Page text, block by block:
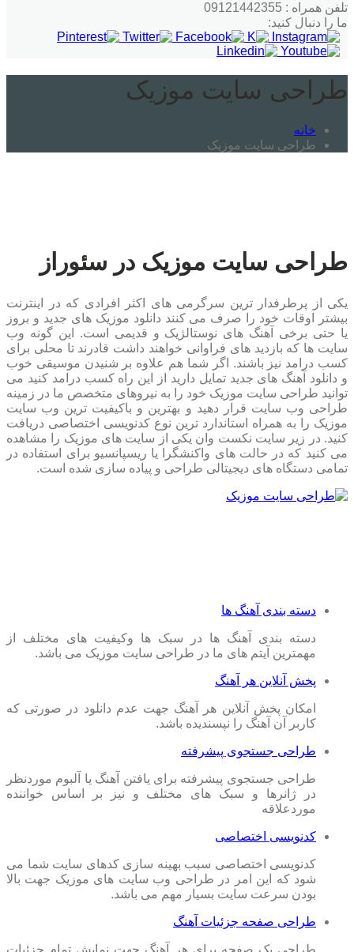
تلفن همراه : 09121442355
ما را دنبال کنید:
طراحی سایت موزیک
خانه
طراحی سایت موزیک
طراحی سایت موزیک در سئوراز
یکی از پرطرفدار ترین سرگرمی های اکثر افرادی که در اینترنت
بیشتر اوقات خود را صرف می کنند دانلود موزیک های جدید و بروز
یا حتی برخی آهنگ های نوستالژیک و قدیمی است. این گونه وب
سایت ها که بازدید های فراوانی خواهند داشت قادرند تا محلی برای
کسب درامد نیز باشند. اگر شما هم علاوه بر شنیدن موسیقی خوب
و دانلود آهنگ های جدید تمایل دارید از این راه کسب درامد کنید می
توانید طراحی سایت موزیک خود را به نیروهای متخصص ما در زمینه
طراحی وب سایت قرار دهید و بهترین و باکیفیت ترین وب سایت
موزیک را به همراه استاندارد ترین نوع کدنویسی اختصاصی دریافت
کنید. در زیر سایت نکست وان یکی از سایت های موزیک را مشاهده
می کنید که در حالت های واکنشگرا یا ریسپانسیو برای استفاده در
تمامی دستگاه های دیجیتالی طراحی و پیاده سازی شده است.
دسته بندی آهنگ ها
دسته بندی آهنگ ها در سبک ها وکیفیت های مختلف از
مهمترین آیتم های ما در طراحی سایت موزیک می باشد.
پخش آنلاین هر آهنگ
امکان پخش آنلاین هر آهنگ جهت عدم دانلود در صورتی که
کاربر آن آهنگ را نپسندیده باشد.
طراحی جستجوی پیشرفته
طراحی جستجوی پیشرفته برای یافتن آهنگ یا آلبوم موردنظر
در ژانرها و سبک های مختلف و نیز بر اساس خواننده
موردعلاقه
کدنویسی اختصاصی
کدنویسی اختصاصی سبب بهینه سازی کدهای سایت شما می
شود که این امر در طراحی وب سایت های موزیک جهت بالا
بودن سرعت سایت بسیار مهم می باشد.
طراحی صفحه جزئیات آهنگ
طراحی یک صفحه برای هر آهنگ جهت نمایش تمام جزئیات